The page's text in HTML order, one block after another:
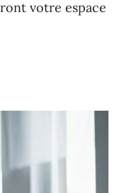
votre espace